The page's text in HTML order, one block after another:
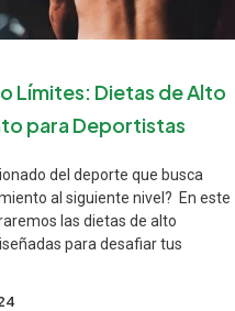
Límites: Dietas de Alto
para Deportistas
del deporte que busca
al siguiente nivel? En este
las dietas de alto
para desafiar tus